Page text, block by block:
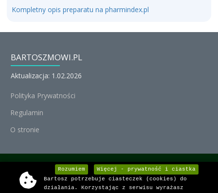
Kompletny opis preparatu na pharmindex.pl
BARTOSZMOWI.PL
Aktualizacja: 1.02.2026
Polityka Prywatności
Regulamin
O stronie
© Michał Nedoszytko 2026, Wszystkie prawa zastrzeżone.
Informacje o lekach dostarcza:
Rozumiem
Więcej - prywatność i ciastka
Bartosz potrzebuje ciasteczek (cookies) do
działania. Korzystając z serwisu wyrażasz